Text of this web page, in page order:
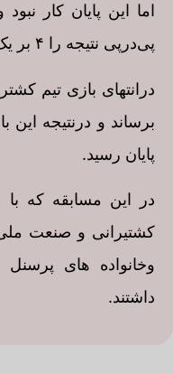
اما این پایان کار
پی‌در‌پی نتیجه را ۴ بر یک‌ کند.
در‌انتهای بازی تیم
پایان رسید.
در این مسابقه که
کشتیرانی و صنعت
و‌خانواده های
داشتند.